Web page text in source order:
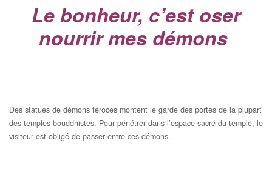
Le bonheur, c’est oser
nourrir mes démons
Des statues de démons féroces montent le garde des portes de la plupart
des temples bouddhistes. Pour pénétrer dans l’espace sacré du temple, le
visiteur est obligé de passer entre ces démons.